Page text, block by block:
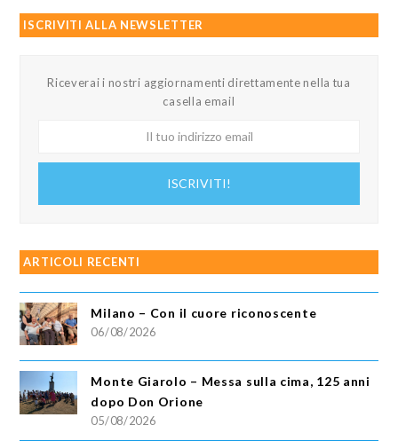
ISCRIVITI ALLA NEWSLETTER
Riceverai i nostri aggiornamenti direttamente nella tua
casella email
ISCRIVITI!
ARTICOLI RECENTI
Milano – Con il cuore riconoscente
06/08/2026
Monte Giarolo – Messa sulla cima, 125 anni
dopo Don Orione
05/08/2026